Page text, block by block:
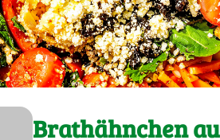
Brathähnchen